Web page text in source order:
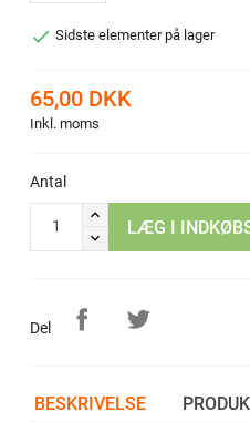
 Sidste elementer på lager
65,00 DKK
Inkl. moms
Antal
LÆG I
Del
BESKRIVELSE